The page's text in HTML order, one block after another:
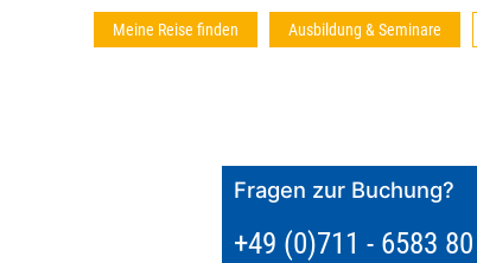
Meine Reise finden Ausbildung & Seminare
Fragen zur Buchung?
+49 (0)711 - 6583